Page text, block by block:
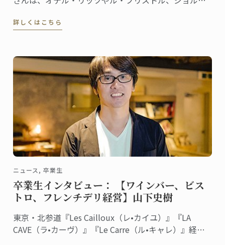
の高級リゾート、ヘビチホテル＆リゾートのエグゼク
詳しくはこちら
ニュース, 卒業生
卒業生インタビュー： 【ワインバー、ビス
トロ、フレンチデリ経営】山下史樹
東京・北参道『Les Cailloux（レ•カイユ）』『LA
CAVE（ラ•カーヴ）』『Le Carre（ル•キャレ）』経